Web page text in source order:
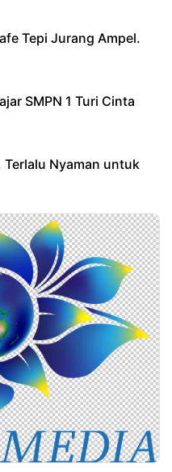
Tepi Jurang Ampel.
SMPN 1 Turi Cinta
Terlalu Nyaman untuk